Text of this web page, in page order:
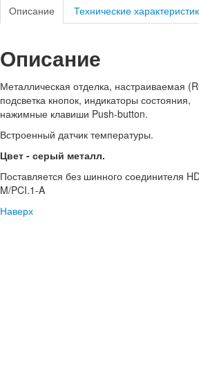
Описание Технические
Описание
Металлическая отделка, настраиваемая
подсветка кнопок, индикаторы состояния,
нажимные клавиши Push-button.
Встроенный датчик температуры.
Цвет - серый металл.
Поставляется без шинного соединителя
M/PCI.1-A
Наверх